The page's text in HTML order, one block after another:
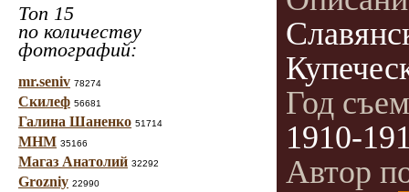
Топ 15
по количеству
фотографий:
mr.seniv 78274
Скилеф 56681
Галина Шаненко 51714
МНМ 35166
Магаз Анатолий 32292
Grozniy 22990
Год
1910-
Автор